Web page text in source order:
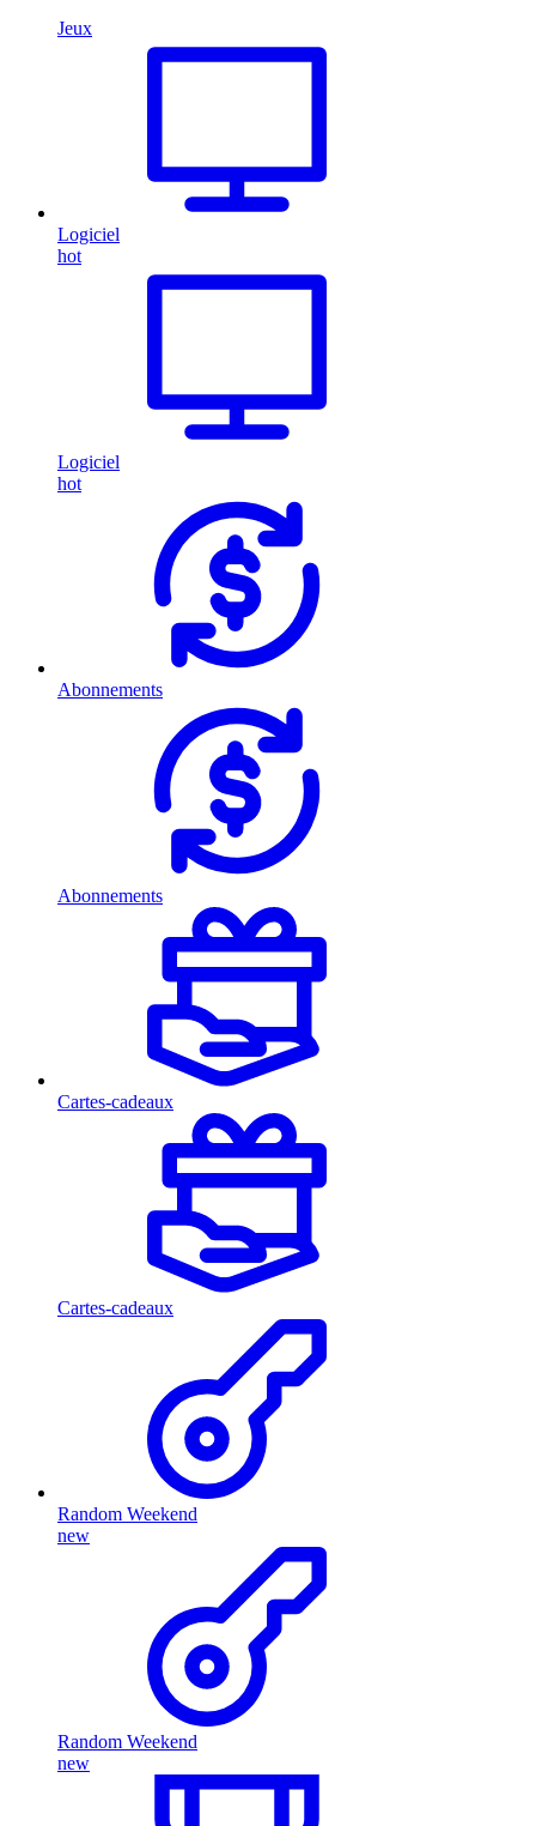
Jeux
Logiciel
hot
Logiciel
hot
Abonnements
Abonnements
Cartes-cadeaux
Cartes-cadeaux
Random Weekend
new
Random Weekend
new